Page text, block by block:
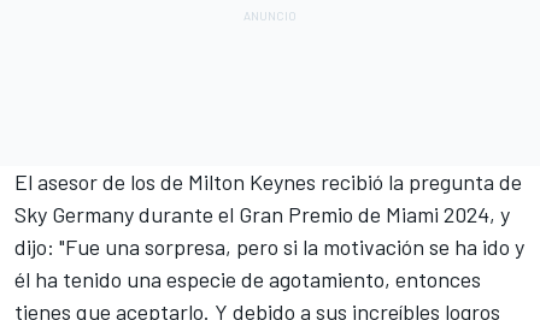
El asesor de los de Milton Keynes recibió la pregunta de
Sky Germanydurante el Gran Premio de Miami 2024, y
dijo: "Fue una sorpresa, pero si la motivación se ha ido y
él ha tenido una especie de agotamiento, entonces
tienes que aceptarlo. Y debido a sus increíbles logros